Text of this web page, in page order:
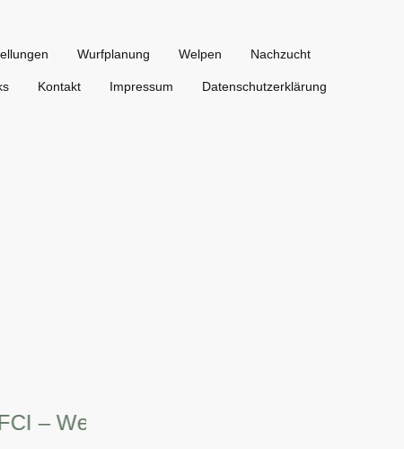
Wurfplanung Welpen Nachzucht
Kontakt Impressum Datenschutzerklärung
Weltsiegerin.